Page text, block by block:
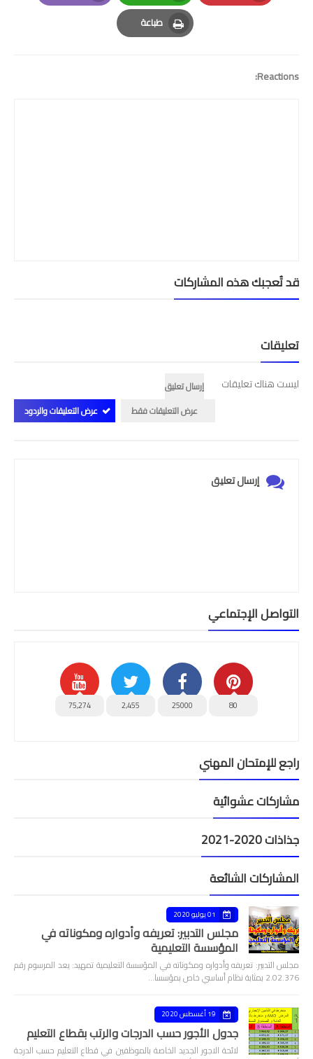
Pinterest
Whatsapp
Email
طباعة
Print
Reactions:
قد تُعجبك هذه المشاركات
تعليقات
ليست هناك تعليقات
إرسال تعليق
عرض التعليقات فقط
عرض التعليقات والردود
إرسال تعليق
التواصل الإجتماعي
80
25000
2,455
75,274
راجع للإمتحان المهني
مشاركات عشوائية
جذاذات 2020-2021
المشاركات الشائعة
01 يوليو 2020
مجلس التدبير: تعريفه وأدواره ومكوناته في
المؤسسة التعليمية
مجلس التدبير: تعريفه وأدواره ومكوناته في المؤسسة التعليمية تمهيد: يعد المرسوم رقم
2.02.376 بمثابة نظام أساسي خاص بمؤسسا…
19 أغسطس 2020
جدول الأجور حسب الدرجات والرتب بقطاع التعليم
لائحة الاجور الجديد الخاصة بالموظفين في قطاع التعليم حسب الدرجة